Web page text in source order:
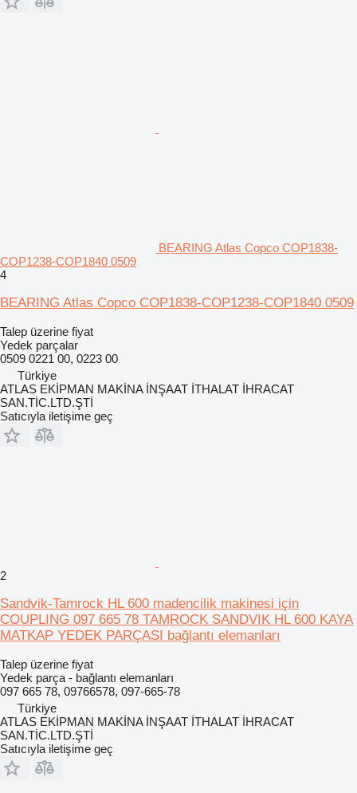
BEARING Atlas Copco COP1838-
COP1238-COP1840 0509
4
BEARING Atlas Copco COP1838-COP1238-COP1840 0509
Talep üzerine fiyat
Yedek parçalar
0509 0221 00, 0223 00
Türkiye
ATLAS EKİPMAN MAKİNA İNŞAAT İTHALAT İHRACAT
SAN.TİC.LTD.ŞTİ
Satıcıyla iletişime geç
2
Sandvik-Tamrock HL 600 madencilik makinesi için
COUPLING 097 665 78 TAMROCK SANDVIK HL 600 KAYA
MATKAP YEDEK PARÇASI bağlantı elemanları
Talep üzerine fiyat
Yedek parça - bağlantı elemanları
097 665 78, 09766578, 097-665-78
Türkiye
ATLAS EKİPMAN MAKİNA İNŞAAT İTHALAT İHRACAT
SAN.TİC.LTD.ŞTİ
Satıcıyla iletişime geç